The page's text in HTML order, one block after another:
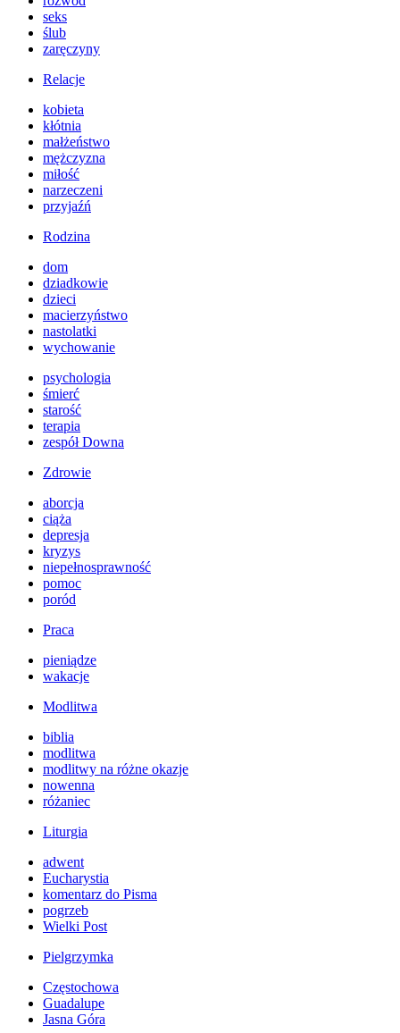
seks
ślub
zaręczyny
Relacje
kobieta
kłótnia
małżeństwo
mężczyzna
miłość
narzeczeni
przyjaźń
Rodzina
dom
dziadkowie
dzieci
macierzyństwo
nastolatki
wychowanie
psychologia
śmierć
starość
terapia
zespół Downa
Zdrowie
aborcja
ciąża
depresja
kryzys
niepełnosprawność
pomoc
poród
Praca
pieniądze
wakacje
Modlitwa
biblia
modlitwa
modlitwy na różne okazje
nowenna
różaniec
Liturgia
adwent
Eucharystia
komentarz do Pisma
pogrzeb
Wielki Post
Pielgrzymka
Częstochowa
Guadalupe
Jasna Góra